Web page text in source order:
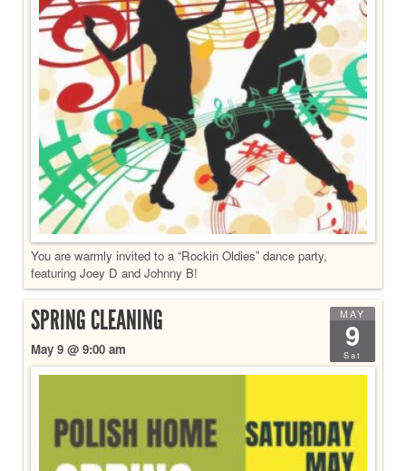
You are warmly invited to a “Rockin Oldies” dance party,
featuring Joey D and Johnny B!
MAY
9
Sat
SPRING CLEANING
May 9 @ 9:00 am